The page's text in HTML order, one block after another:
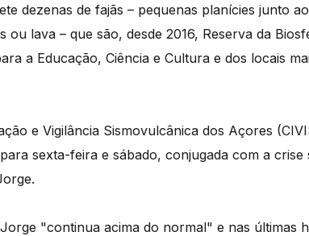
dezenas de fajãs – pequenas planícies junto
ou lava – que são, desde 2016, Reserva da
a Educação, Ciência e Cultura e dos locais
e Vigilância Sismovulcânica dos Açores
sexta-feira e sábado, conjugada com a crise
"continua acima do normal" e nas últimas